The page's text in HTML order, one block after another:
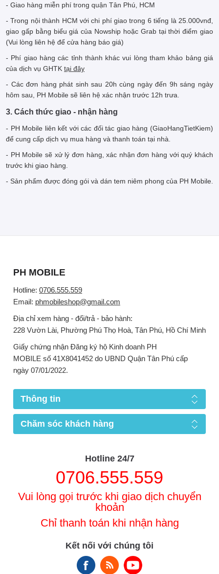
- Giao hàng miễn phí trong quận Tân Phú, HCM
- Trong nội thành HCM với chi phí giao trong 6 tiếng là 25.000vnđ,
giao gấp bằng biểu giá của Nowship hoặc Grab tại thời điểm giao
(Vui lòng liên hệ để cửa hàng báo giá)
- Phí giao hàng các tỉnh thành khác vui lòng tham khảo bảng giá
của dịch vụ GHTK tại đây
- Các đơn hàng phát sinh sau 20h cùng ngày đến 9h sáng ngày
hôm sau, PH Mobile sẽ liên hệ xác nhận trước 12h trưa.
3. Cách thức giao - nhận hàng
- PH Mobile liên kết với các đối tác giao hàng (GiaoHangTietKiem)
để cung cấp dịch vụ mua hàng và thanh toán tại nhà.
- PH Mobile sẽ xử lý đơn hàng, xác nhận đơn hàng với quý khách
trước khi giao hàng.
- Sản phẩm được đóng gói và dán tem niêm phong của PH Mobile.
PH MOBILE
Hotline: 0706.555.559
Email: phmobileshop@gmail.com
Địa chỉ xem hàng - đổi/trả - bảo hành:
228 Vườn Lài, Phường Phú Thọ Hoà, Tân Phú, Hồ Chí Minh
Giấy chứng nhận Đăng ký hộ Kinh doanh PH
MOBILE số 41X8041452 do UBND Quận Tân Phú cấp
ngày 07/01/2022.
Thông tin
Chăm sóc khách hàng
Hotline 24/7
0706.555.559
Vui lòng gọi trước khi giao dịch chuyển
khoản
Chỉ thanh toán khi nhận hàng
Kết nối với chúng tôi